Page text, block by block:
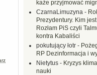
każe przyjmować
CzarnaLimuzyna -
Prezydentury. Kim
Rozłam PiS czyli
kontra Kabaliści
pokutujący łotr -
RP Dezinformacja i
Nietytus - Kryzys
nauki